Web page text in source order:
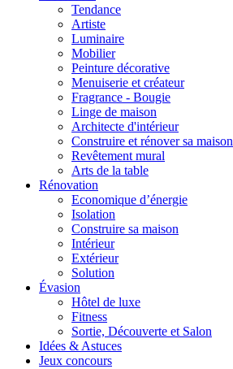
Tendance
Artiste
Luminaire
Mobilier
Peinture décorative
Menuiserie et créateur
Fragrance - Bougie
Linge de maison
Architecte d'intérieur
Construire et rénover sa maison
Revêtement mural
Arts de la table
Rénovation
Economique d’énergie
Isolation
Construire sa maison
Intérieur
Extérieur
Solution
Évasion
Hôtel de luxe
Fitness
Sortie, Découverte et Salon
Idées & Astuces
Jeux concours